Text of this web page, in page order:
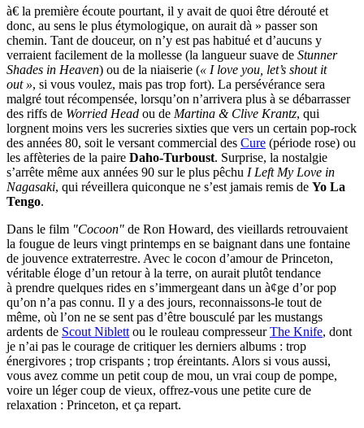
à€ la première écoute pourtant, il y avait de quoi être dérouté et
donc, au sens le plus étymologique, on aurait dà » passer son
chemin. Tant de douceur, on n’y est pas habitué et d’aucuns y
verraient facilement de la mollesse (la langueur suave de Stunner
Shades in Heaven) ou de la niaiserie (« I love you, let’s shout it
out », si vous voulez, mais pas trop fort). La persévérance sera
malgré tout récompensée, lorsqu’on n’arrivera plus à se débarrasser
des riffs de Worried Head ou de Martina & Clive Krantz, qui
lorgnent moins vers les sucreries sixties que vers un certain pop-rock
des années 80, soit le versant commercial des Cure (période rose) ou
les affèteries de la paire Daho-Turboust. Surprise, la nostalgie
s’arrête même aux années 90 sur le plus pêchu I Left My Love in
Nagasaki, qui réveillera quiconque ne s’est jamais remis de Yo La
Tengo.
Dans le film "Cocoon" de Ron Howard, des vieillards retrouvaient
la fougue de leurs vingt printemps en se baignant dans une fontaine
de jouvence extraterrestre. Avec le cocon d’amour de Princeton,
véritable éloge d’un retour à la terre, on aurait plutôt tendance
à prendre quelques rides en s’immergeant dans un à¢ge d’or pop
qu’on n’a pas connu. Il y a des jours, reconnaissons-le tout de
même, où l’on ne se sent pas d’être bousculé par les mustangs
ardents de Scout Niblett ou le rouleau compresseurThe Knife, dont
je n’ai pas le courage de critiquer les derniers albums : trop
énergivores ; trop crispants ; trop éreintants. Alors si vous aussi,
vous avez comme un petit coup de mou, un vrai coup de pompe,
voire un léger coup de vieux, offrez-vous une petite cure de
relaxation : Princeton, et ça repart.